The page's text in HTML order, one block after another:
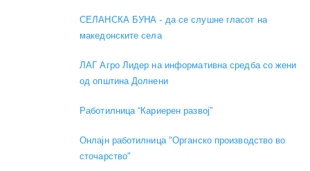
СЕЛАНСКА БУНА - да се слушне гласот на
македонските села
ЛАГ Агро Лидер на информативна средба со жени
од општина Долнени
Работилница “Кариерен развој”
Онлајн работилница "Органско производство во
сточарство"